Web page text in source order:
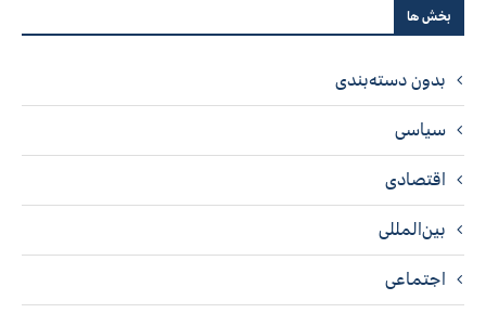
بخش ها
بدون دسته‌بندی
سیاسی
اقتصادی
بین‌المللی
اجتماعی